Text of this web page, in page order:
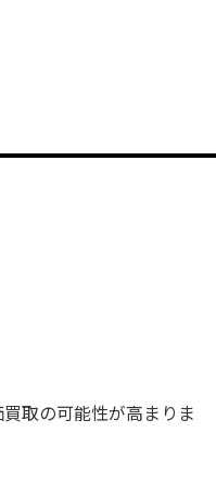
取の可能性が高まりま